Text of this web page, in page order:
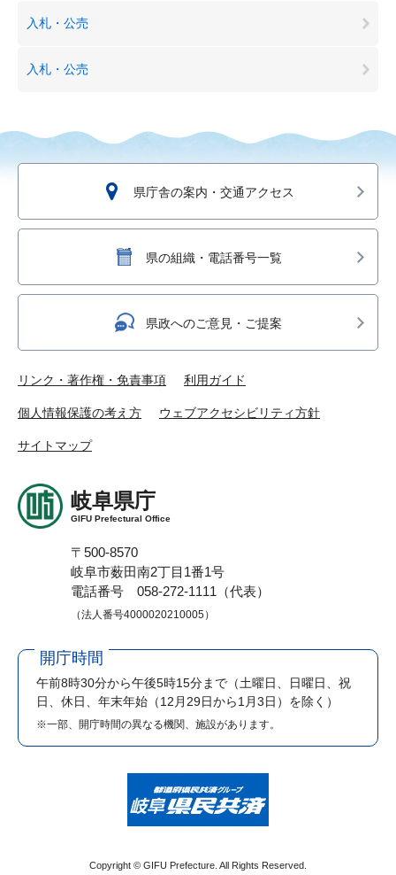
入札・公売
入札・公売
県庁舎の案内・交通アクセス
県の組織・電話番号一覧
県政へのご意見・ご提案
リンク・著作権・免責事項 利用ガイド
個人情報保護の考え方 ウェブアクセシビリティ方針
サイトマップ
岐阜県庁
GIFU Prefectural Office
〒500-8570
岐阜市薮田南2丁目1番1号
電話番号 058-272-1111（代表）
（法人番号4000020210005）
開庁時間
午前8時30分から午後5時15分まで （土曜日、日曜日、祝
日、休日、年末年始（12月29日から1月3日）を除く）
※一部、開庁時間の異なる機関、施設があります。
Copyright © GIFU Prefecture. All Rights Reserved.